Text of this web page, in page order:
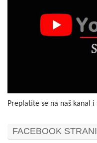
Preplatite se na naš kanal
FACEBOOK